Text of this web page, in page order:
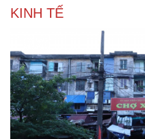
KINH TẾ